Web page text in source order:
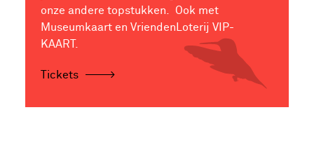
onze andere topstukken. Ook met
Museumkaart en VriendenLoterij VIP-
KAART.
Tickets